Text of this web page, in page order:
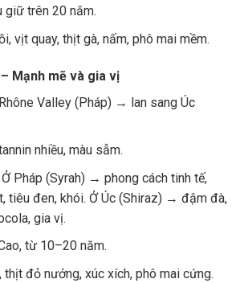
giữ trên 20 năm.
vịt quay, thịt gà, nấm, phô mai mềm.
Mạnh mẽ và gia vị
Rhône Valley (Pháp) → lan sang Úc
nhiều, màu sẫm.
Ở Pháp (Syrah) → phong cách tinh tế,
tiêu đen, khói. Ở Úc (Shiraz) → đậm đà,
gia vị.
từ 10–20 năm.
thịt đỏ nướng, xúc xích, phô mai cứng.